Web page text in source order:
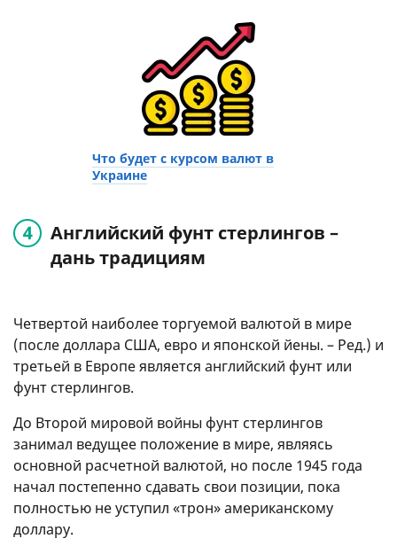
Что будет с курсом валют в
Украине
Английский фунт стерлингов –
дань традициям
Четвертой наиболее торгуемой валютой в мире
(после доллара США, евро и японской йены. – Ред.) и
третьей в Европе является английский фунт или
фунт стерлингов.
До Второй мировой войны фунт стерлингов
занимал ведущее положение в мире, являясь
основной расчетной валютой, но после 1945 года
начал постепенно сдавать свои позиции, пока
полностью не уступил «трон» американскому
доллару.